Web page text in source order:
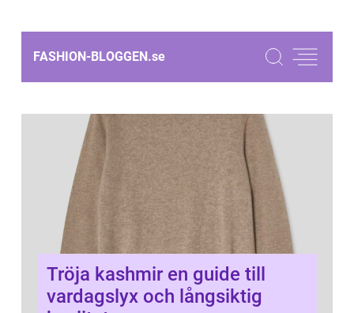
FASHION-BLOGGEN.se
Tröja kashmir en guide till
vardagslyx och långsiktig